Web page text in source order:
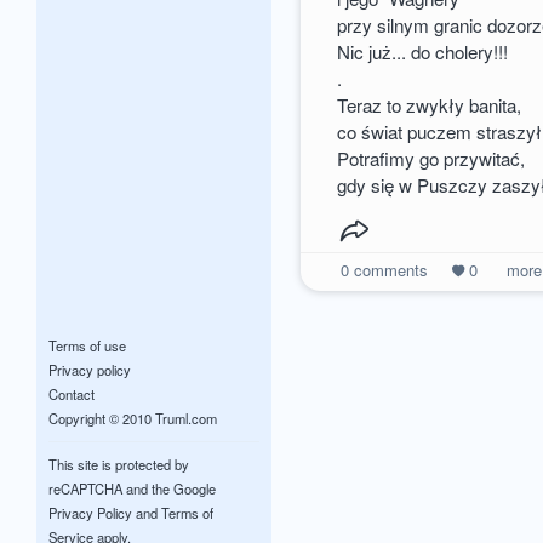
Terms of use
Privacy policy
Contact
Copyright © 2010 Truml.com
This site is protected by
reCAPTCHA and the Google
Privacy PolicyandTerms of
Serviceapply.
przy silnym granic
Nic już... do cholery!!!
.
Teraz to zwykły banita,
co świat puczem
Potrafimy go przywitać,
gdy się w Puszczy
0comments 0 more